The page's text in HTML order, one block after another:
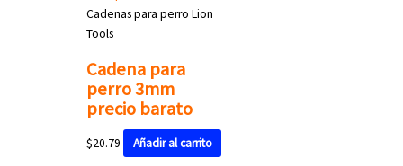
Cadenas para perro Lion
Tools
Cadena para
perro 3mm
precio barato
$20.79 Añadir al carrito